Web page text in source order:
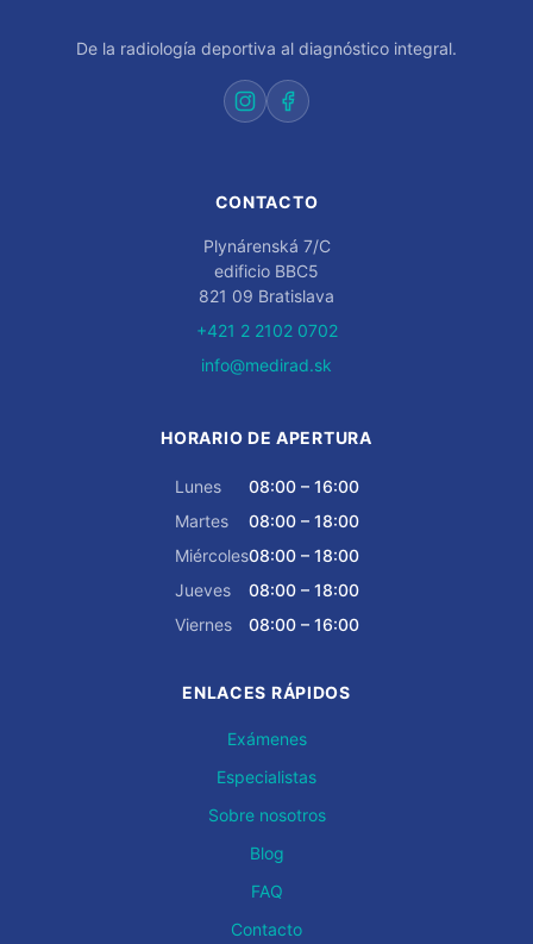
De la radiología deportiva al diagnóstico integral.
CONTACTO
Plynárenská 7/C
edificio BBC5
821 09 Bratislava
+421 2 2102 0702
info@medirad.sk
HORARIO DE APERTURA
Lunes
08:00 – 16:00
Martes
08:00 – 18:00
Miércoles08:00 – 18:00
Jueves
08:00 – 18:00
Viernes
08:00 – 16:00
ENLACES RÁPIDOS
Exámenes
Especialistas
Sobre nosotros
Blog
FAQ
Contacto